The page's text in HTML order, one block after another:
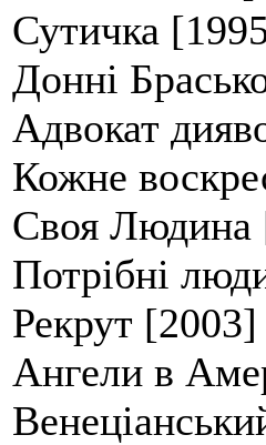
Сутичка
Донні
Адвокат
Кожне
Своя Людина
Потрібні
Рекрут [2003]
Ангели в